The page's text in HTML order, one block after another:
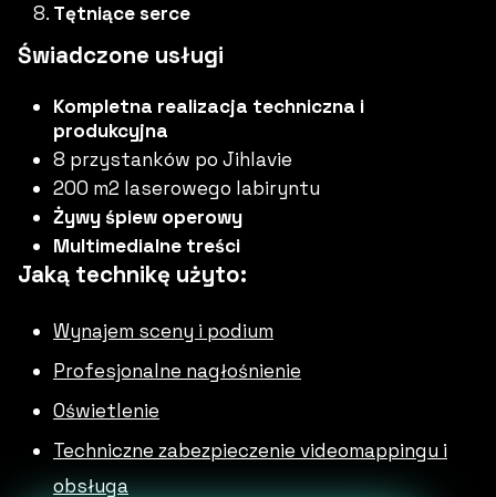
Tętniące serce
Świadczone usługi
Kompletna realizacja techniczna i
produkcyjna
8 przystanków po Jihlavie
200 m2 laserowego labiryntu
Żywy śpiew operowy
Multimedialne treści
Jaką technikę użyto:
Wynajem sceny i podium
Profesjonalne nagłośnienie
Oświetlenie
Techniczne zabezpieczenie videomappingu i
obsługa